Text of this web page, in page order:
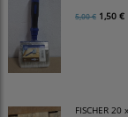
5,00 € 1,50 €
FISCHER